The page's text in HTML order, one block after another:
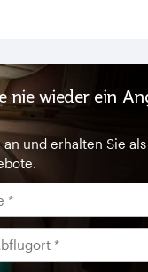
nie wieder ein
und erhalten Sie